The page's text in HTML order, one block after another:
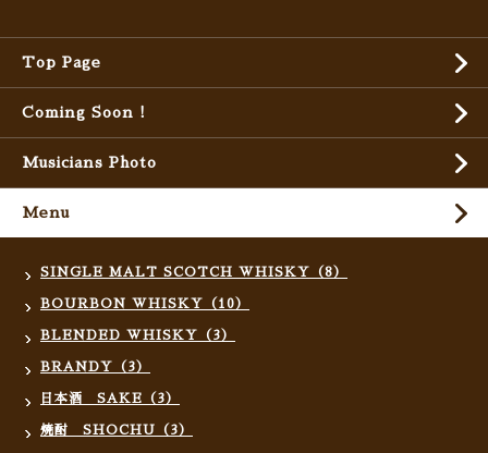
Top Page
Coming Soon !
Musicians Photo
Menu
SINGLE MALT SCOTCH WHISKY（8）
BOURBON WHISKY（10）
BLENDED WHISKY（3）
BRANDY（3）
日本酒 SAKE（3）
焼酎 SHOCHU（3）